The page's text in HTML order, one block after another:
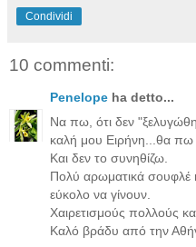
Condividi
10 commenti:
Penelope ha detto...
Να πω, ότι δεν
καλή μου Ειρήνη...θα πω
Και δεν το συνηθίζω.
Πολύ αρωματικά σουφλέ
εύκολο να γίνουν.
Χαιρετισμούς πολλούς και
Καλό βράδυ από την